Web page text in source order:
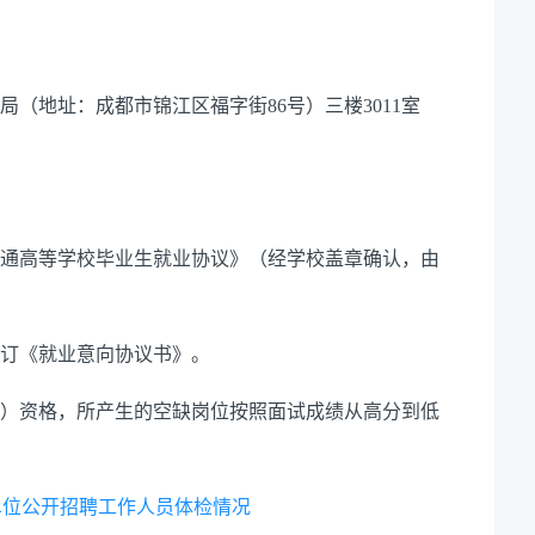
（地址：成都市锦江区福字街86号） 三楼3011 室
高等学校毕业生就业协议》（经学校盖章确认，由
《就业意向协议书》。
资格，所产生的空缺岗位按照面试成绩从高分到低
公开招聘工作人员体检情况